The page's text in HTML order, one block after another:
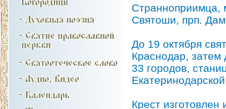
Странноприимца,
Святоши, прп.
До 19 октября
Краснодар, затем
33 городов,
Крест изготовлен